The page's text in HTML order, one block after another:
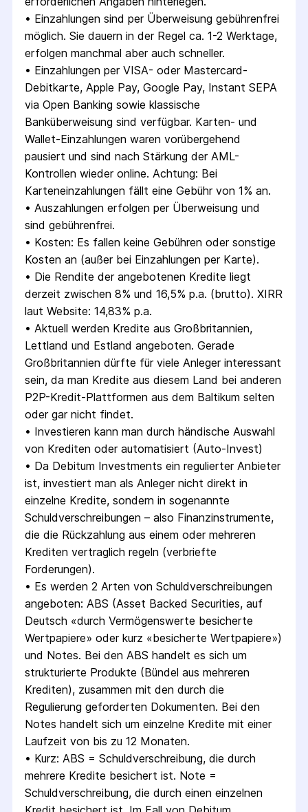
• Einzahlungen sind per Überweisung gebührenfrei
möglich. Sie dauern in der Regel ca. 1-2 Werktage,
erfolgen manchmal aber auch schneller.
• Einzahlungen per VISA- oder Mastercard-
Debitkarte, Apple Pay, Google Pay, Instant SEPA
via Open Banking sowie klassische
Banküberweisung sind verfügbar. Karten- und
Wallet-Einzahlungen waren vorübergehend
pausiert und sind nach Stärkung der AML-
Kontrollen wieder online. Achtung: Bei
Karteneinzahlungen fällt eine Gebühr von 1% an.
• Auszahlungen erfolgen per Überweisung und
sind gebührenfrei.
• Kosten: Es fallen keine Gebühren oder sonstige
Kosten an (außer bei Einzahlungen per Karte).
• Die Rendite der angebotenen Kredite liegt
derzeit zwischen 8% und 16,5% p.a. (brutto). XIRR
laut Website: 14,83% p.a.
• Aktuell werden Kredite aus Großbritannien,
Lettland und Estland angeboten. Gerade
Großbritannien dürfte für viele Anleger interessant
sein, da man Kredite aus diesem Land bei anderen
P2P-Kredit-Plattformen aus dem Baltikum selten
oder gar nicht findet.
• Investieren kann man durch händische Auswahl
von Krediten oder automatisiert (Auto-Invest)
• Da Debitum Investments ein regulierter Anbieter
ist, investiert man als Anleger nicht direkt in
einzelne Kredite, sondern in sogenannte
Schuldverschreibungen – also Finanzinstrumente,
die die Rückzahlung aus einem oder mehreren
Krediten vertraglich regeln (verbriefte
Forderungen).
• Es werden 2 Arten von Schuldverschreibungen
angeboten: ABS (Asset Backed Securities, auf
Deutsch «durch Vermögenswerte besicherte
Wertpapiere» oder kurz «besicherte Wertpapiere»)
und Notes. Bei den ABS handelt es sich um
strukturierte Produkte (Bündel aus mehreren
Krediten), zusammen mit den durch die
Regulierung geforderten Dokumenten. Bei den
Notes handelt sich um einzelne Kredite mit einer
Laufzeit von bis zu 12 Monaten.
• Kurz: ABS = Schuldverschreibung, die durch
mehrere Kredite besichert ist. Note =
Schuldverschreibung, die durch einen einzelnen